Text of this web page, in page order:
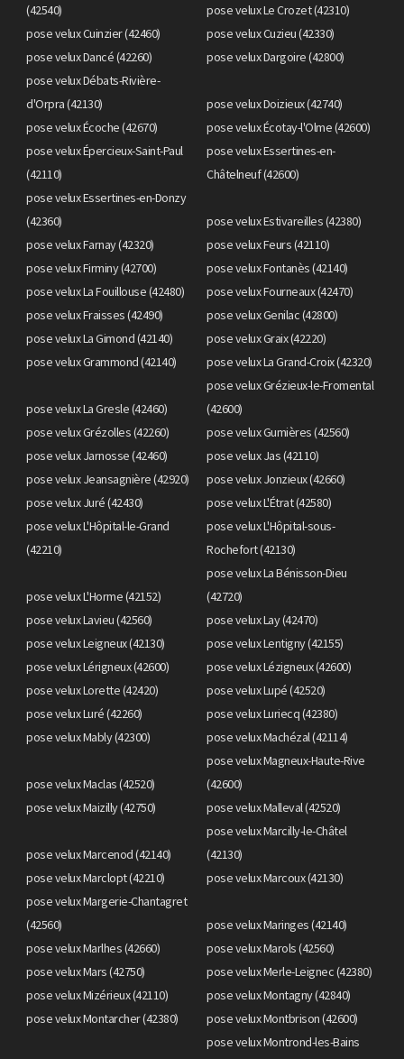
(42540)
pose velux Le Crozet (42310)
pose velux Cuinzier (42460)
pose velux Cuzieu (42330)
pose velux Dancé (42260)
pose velux Dargoire (42800)
pose velux Débats-Rivière-
d'Orpra (42130)
pose velux Doizieux (42740)
pose velux Écoche (42670)
pose velux Écotay-l'Olme (42600)
pose velux Épercieux-Saint-Paul
(42110)
pose velux Essertines-en-
Châtelneuf (42600)
pose velux Essertines-en-Donzy
(42360)
pose velux Estivareilles (42380)
pose velux Farnay (42320)
pose velux Feurs (42110)
pose velux Firminy (42700)
pose velux Fontanès (42140)
pose velux La Fouillouse (42480)
pose velux Fourneaux (42470)
pose velux Fraisses (42490)
pose velux Genilac (42800)
pose velux La Gimond (42140)
pose velux Graix (42220)
pose velux Grammond (42140)
pose velux La Grand-Croix (42320)
pose velux La Gresle (42460)
pose velux Grézieux-le-Fromental
(42600)
pose velux Grézolles (42260)
pose velux Gumières (42560)
pose velux Jarnosse (42460)
pose velux Jas (42110)
pose velux Jeansagnière (42920)
pose velux Jonzieux (42660)
pose velux Juré (42430)
pose velux L'Étrat (42580)
pose velux L'Hôpital-le-Grand
(42210)
pose velux L'Hôpital-sous-
Rochefort (42130)
pose velux L'Horme (42152)
pose velux La Bénisson-Dieu
(42720)
pose velux Lavieu (42560)
pose velux Lay (42470)
pose velux Leigneux (42130)
pose velux Lentigny (42155)
pose velux Lérigneux (42600)
pose velux Lézigneux (42600)
pose velux Lorette (42420)
pose velux Lupé (42520)
pose velux Luré (42260)
pose velux Luriecq (42380)
pose velux Mably (42300)
pose velux Machézal (42114)
pose velux Maclas (42520)
pose velux Magneux-Haute-Rive
(42600)
pose velux Maizilly (42750)
pose velux Malleval (42520)
pose velux Marcenod (42140)
pose velux Marcilly-le-Châtel
(42130)
pose velux Marclopt (42210)
pose velux Marcoux (42130)
pose velux Margerie-Chantagret
(42560)
pose velux Maringes (42140)
pose velux Marlhes (42660)
pose velux Marols (42560)
pose velux Mars (42750)
pose velux Merle-Leignec (42380)
pose velux Mizérieux (42110)
pose velux Montagny (42840)
pose velux Montarcher (42380)
pose velux Montbrison (42600)
pose velux Montrond-les-Bains